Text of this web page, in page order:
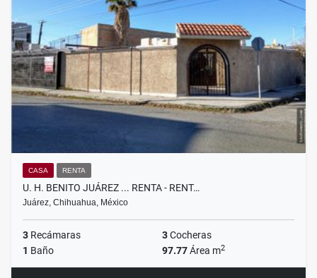
CASA RENTA
U. H. BENITO JUÁREZ ... RENTA - RENT…
Juárez, Chihuahua, México
3 Recámaras 3Cocheras
1 Baño 97.77Área m2